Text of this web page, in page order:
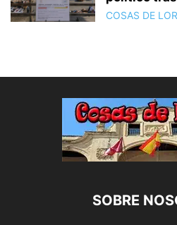
COSAS DE
SOBRE